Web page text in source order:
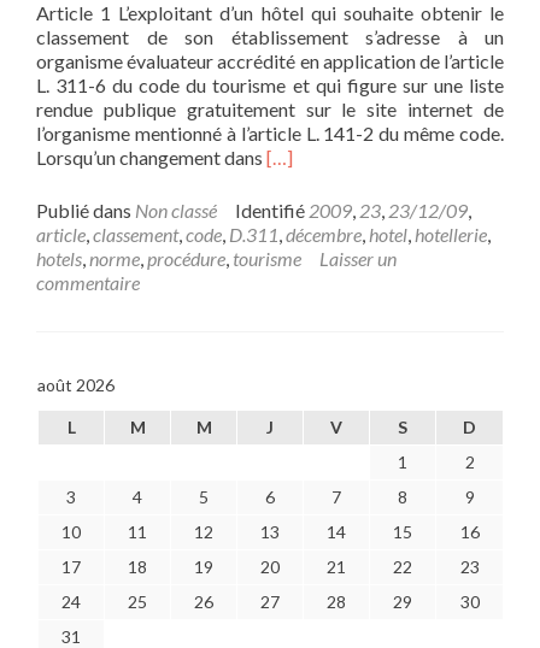
Article 1 L’exploitant d’un hôtel qui souhaite obtenir le
classement de son établissement s’adresse à un
organisme évaluateur accrédité en application de l’article
L. 311-6 du code du tourisme et qui figure sur une liste
rendue publique gratuitement sur le site internet de
l’organisme mentionné à l’article L. 141-2 du même code.
Lorsqu’un changement dans En
plus
surArrêté
du
et
de
des
hôtels
tourisme
[…]
Publié dans Non classé Identifié 2009, 23, 23/12/09,
article,classement,code, D.311,décembre, hotel, hotellerie,
hotels,norme,procédure, tourisme
Laisser un
commentaire
août 2026
L M M J V S
D
1
2
3
4 5 6 7 8
9
10
11 12 13 14 15
16
17
18 19 20 21 22
23
24
25 26 27 28 29
30
31